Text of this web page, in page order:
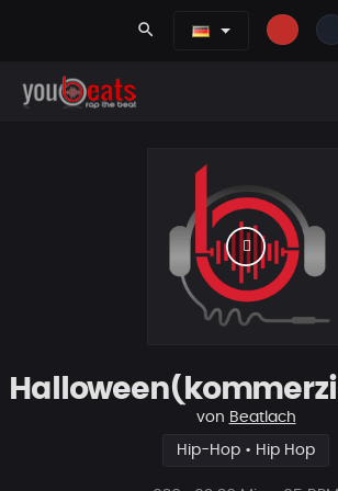
search
von Beatlach
Hip-Hop • Hip Hop